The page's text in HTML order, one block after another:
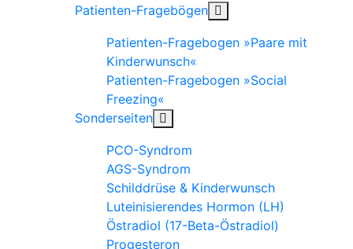
Patienten-Fragebögen
Patienten-Fragebogen »Paare mit
Kinderwunsch«
Patienten-Fragebogen »Social
Freezing«
Sonderseiten
PCO-Syndrom
AGS-Syndrom
Schilddrüse & Kinderwunsch
Luteinisierendes Hormon (LH)
Östradiol (17-Beta-Östradiol)
Progesteron